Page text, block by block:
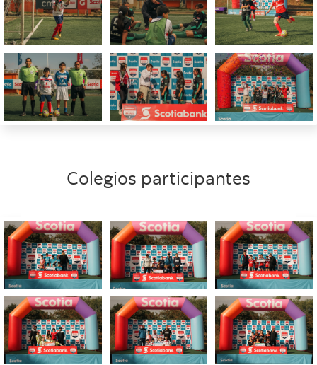
Colegios participantes